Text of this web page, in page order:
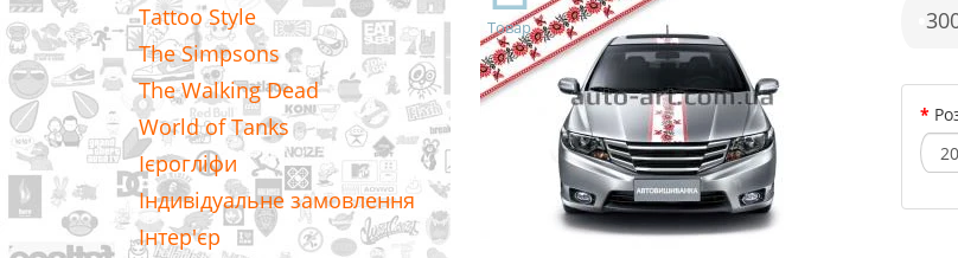
Tattoo Style
The Simpsons
The Walking Dead
World of Tanks
Ієрогліфи
Індивідуальне замовлення
Інтер'єр
Товар •